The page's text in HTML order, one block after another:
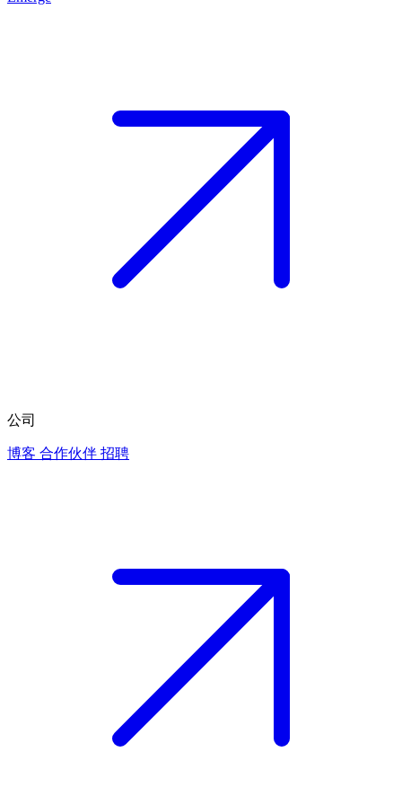
公司
博客 合作伙伴 招聘